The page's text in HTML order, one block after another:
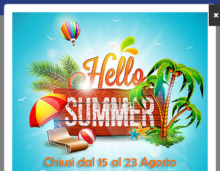
MEPA
Home Sport Indoor Piccoli Attrezzi Stability Foam Pad, pedana
Stability Foam Pad, pedana propriocettiva
48x39x6
-3,00 €
×